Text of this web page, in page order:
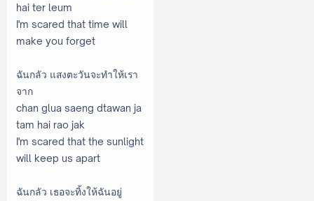
hai ter leum
I'm scared that time will
make you forget
ฉันกลัว แสงตะวันจะทำให้เรา
จาก
chan glua saeng dtawan ja
tam hai rao jak
I'm scared that the sunlight
will keep us apart
ฉันกลัว เธอจะทิ้งให้ฉันอยู่